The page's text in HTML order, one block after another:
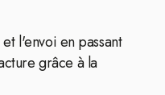
l'envoi en passant
grâce à la